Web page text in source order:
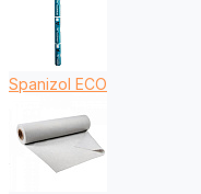
Spanizol ECO